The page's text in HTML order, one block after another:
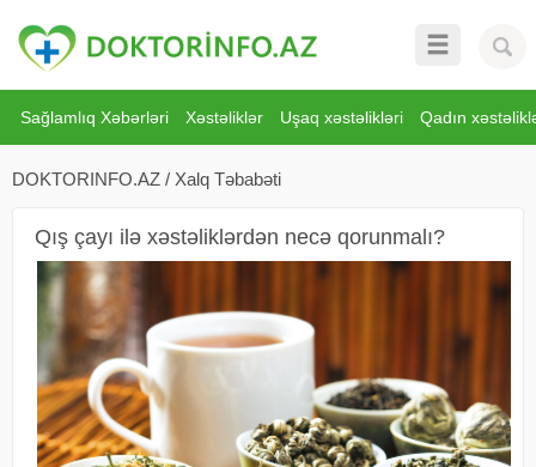
Sağlamlıq Xəbərləri Xəstəliklər Uşaq xəstəlikləri Qadın
DOKTORINFO.AZ / Xalq Təbabəti
Qış çayı ilə xəstəliklərdən necə qorunmalı?